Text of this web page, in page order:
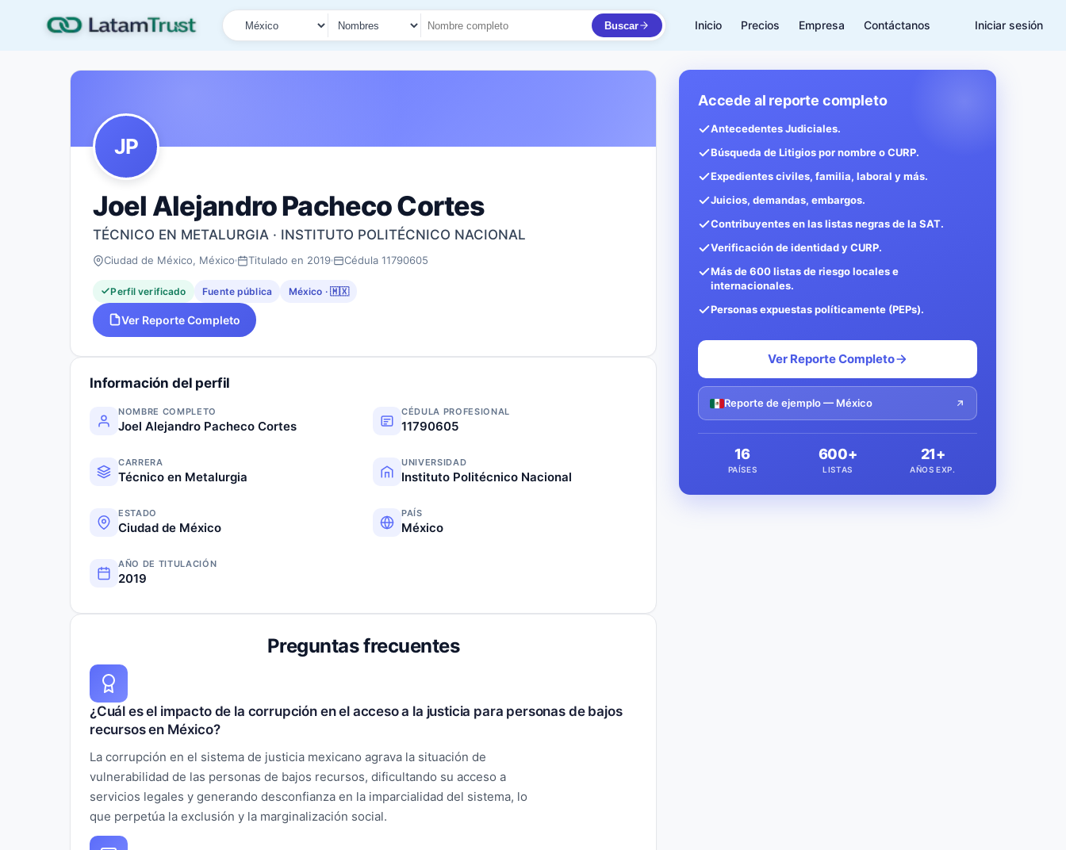
País
Tipo de búsqueda
Nombre o documento
Buscar Inicio Precios Empresa Contáctanos Iniciar sesión
JP
Joel Alejandro Pacheco Cortes
TÉCNICO EN METALURGIA · INSTITUTO POLITÉCNICO NACIONAL
Ciudad de México, México Titulado en 2019 Cédula 11790605
Perfil verificado Fuente pública México · 🇲🇽
Ver Reporte Completo
Información del perfil
NOMBRE COMPLETO
Joel Alejandro Pacheco Cortes
CÉDULA PROFESIONAL
11790605
CARRERA
Técnico en Metalurgia
UNIVERSIDAD
Instituto Politécnico Nacional
ESTADO
Ciudad de México
PAÍS
México
AÑO DE TITULACIÓN
2019
Preguntas frecuentes
¿Cuál es el impacto de la corrupción en el acceso a la justicia para personas de bajos
recursos en México?
La corrupción en el sistema de justicia mexicano agrava la situación de
vulnerabilidad de las personas de bajos recursos, dificultando su acceso a
servicios legales y generando desconfianza en la imparcialidad del sistema, lo
que perpetúa la exclusión y la marginalización social.
Accede al reporte completo
Antecedentes Judiciales.
Búsqueda de Litigios por nombre o CURP.
Expedientes civiles, familia, laboral y más.
Juicios, demandas, embargos.
Contribuyentes en las listas negras de la SAT.
Verificación de identidad y CURP.
Más de 600 listas de riesgo locales e
internacionales.
Personas expuestas políticamente (PEPs).
Ver Reporte Completo
Reporte de ejemplo — México
16
PAÍSES
600+
LISTAS
21+
AÑOS EXP.